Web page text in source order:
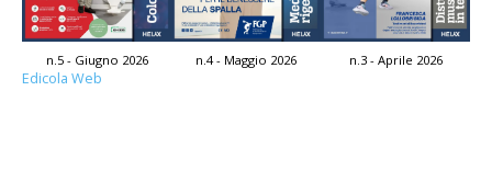
n.5 - Giugno 2026 n.4 - Maggio 2026 n.3 - Aprile 2026
Edicola Web